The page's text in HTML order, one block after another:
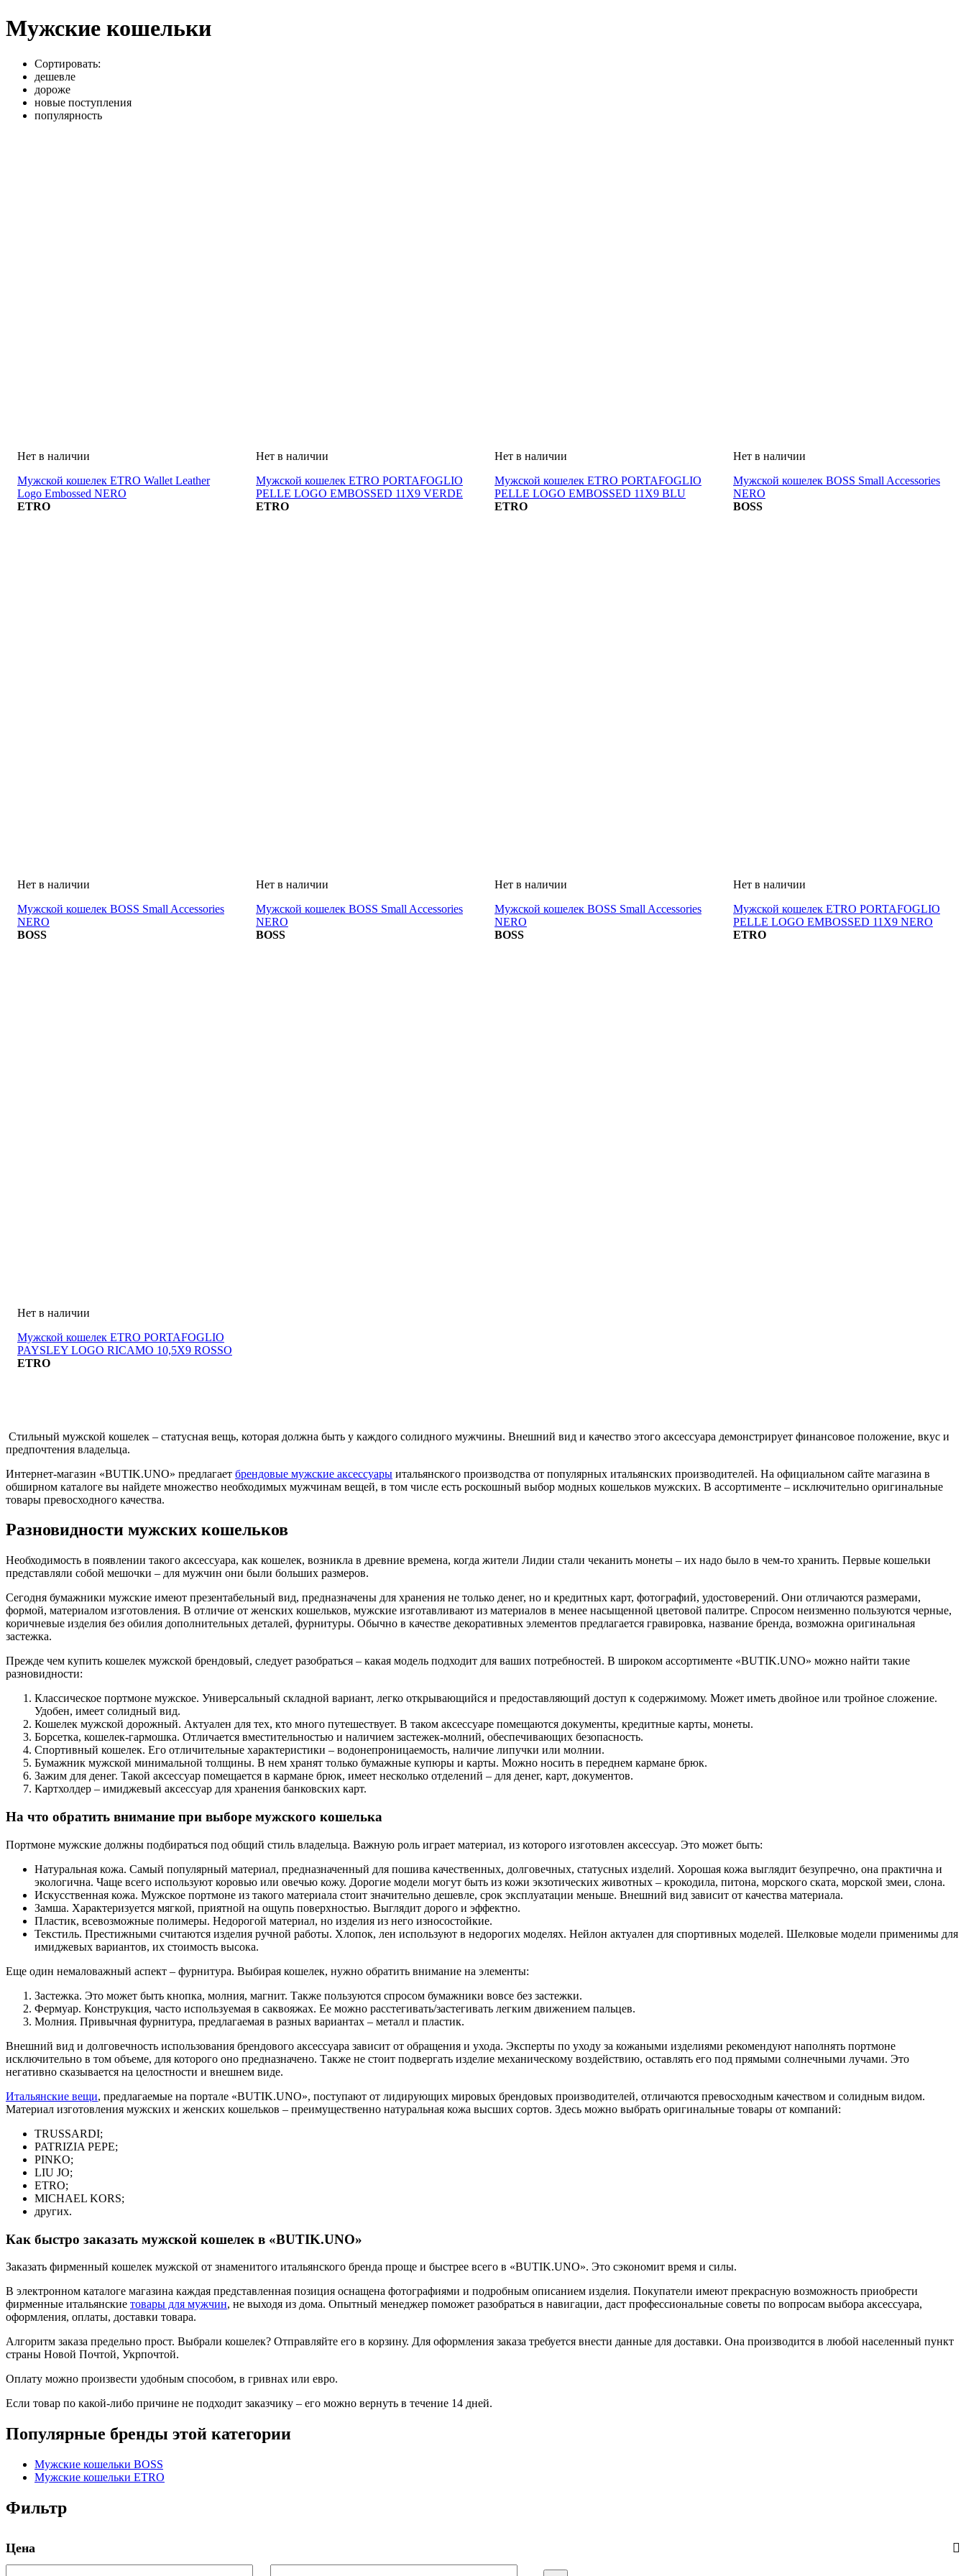
Мужские кошельки
Сортировать:
дешевле
дороже
новые поступления
популярность
Мужской кошелек ETRO Wallet Leather
Logo Embossed NERO
ETRO
Мужской кошелек ETRO PORTAFOGLIO
PELLE LOGO EMBOSSED 11X9 VERDE
ETRO
Мужской кошелек ETRO PORTAFOGLIO
PELLE LOGO EMBOSSED 11X9 BLU
ETRO
Мужской кошелек BOSS Small Accessories
NERO
BOSS
Мужской кошелек BOSS Small Accessories
NERO
BOSS
Мужской кошелек BOSS Small Accessories
NERO
BOSS
Мужской кошелек BOSS Small Accessories
NERO
BOSS
Мужской кошелек ETRO PORTAFOGLIO
PELLE LOGO EMBOSSED 11X9 NERO
ETRO
Мужской кошелек ETRO PORTAFOGLIO
PAYSLEY LOGO RICAMO 10,5X9 ROSSO
ETRO
Стильный мужской кошелек – статусная вещь, которая должна быть у каждого солидного мужчины. Внешний вид и качество этого аксессуара демонстрирует финансовое положение, вкус и
предпочтения владельца.
Интернет-магазин «BUTIK.UNO» предлагает брендовые мужские аксессуары итальянского производства от популярных итальянских производителей. На официальном сайте магазина в
обширном каталоге вы найдете множество необходимых мужчинам вещей, в том числе есть роскошный выбор модных кошельков мужских. В ассортименте – исключительно оригинальные
товары превосходного качества.
Разновидности мужских кошельков
Необходимость в появлении такого аксессуара, как кошелек, возникла в древние времена, когда жители Лидии стали чеканить монеты – их надо было в чем-то хранить. Первые кошельки
представляли собой мешочки – для мужчин они были больших размеров.
Сегодня бумажники мужские имеют презентабельный вид, предназначены для хранения не только денег, но и кредитных карт, фотографий, удостоверений. Они отличаются размерами,
формой, материалом изготовления. В отличие от женских кошельков, мужские изготавливают из материалов в менее насыщенной цветовой палитре. Спросом неизменно пользуются черные,
коричневые изделия без обилия дополнительных деталей, фурнитуры. Обычно в качестве декоративных элементов предлагается гравировка, название бренда, возможна оригинальная
застежка.
Прежде чем купить кошелек мужской брендовый, следует разобраться – какая модель подходит для ваших потребностей. В широком ассортименте «BUTIK.UNO» можно найти такие
разновидности:
Классическое портмоне мужское. Универсальный складной вариант, легко открывающийся и предоставляющий доступ к содержимому. Может иметь двойное или тройное сложение.
Удобен, имеет солидный вид.
Кошелек мужской дорожный. Актуален для тех, кто много путешествует. В таком аксессуаре помещаются документы, кредитные карты, монеты.
Борсетка, кошелек-гармошка. Отличается вместительностью и наличием застежек-молний, обеспечивающих безопасность.
Спортивный кошелек. Его отличительные характеристики – водонепроницаемость, наличие липучки или молнии.
Бумажник мужской минимальной толщины. В нем хранят только бумажные купюры и карты. Можно носить в переднем кармане брюк.
Зажим для денег. Такой аксессуар помещается в кармане брюк, имеет несколько отделений – для денег, карт, документов.
Картхолдер – имиджевый аксессуар для хранения банковских карт.
На что обратить внимание при выборе мужского кошелька
Портмоне мужские должны подбираться под общий стиль владельца. Важную роль играет материал, из которого изготовлен аксессуар. Это может быть:
Натуральная кожа. Самый популярный материал, предназначенный для пошива качественных, долговечных, статусных изделий. Хорошая кожа выглядит безупречно, она практична и
экологична. Чаще всего используют коровью или овечью кожу. Дорогие модели могут быть из кожи экзотических животных – крокодила, питона, морского ската, морской змеи, слона.
Искусственная кожа. Мужское портмоне из такого материала стоит значительно дешевле, срок эксплуатации меньше. Внешний вид зависит от качества материала.
Замша. Характеризуется мягкой, приятной на ощупь поверхностью. Выглядит дорого и эффектно.
Пластик, всевозможные полимеры. Недорогой материал, но изделия из него износостойкие.
Текстиль. Престижными считаются изделия ручной работы. Хлопок, лен используют в недорогих моделях. Нейлон актуален для спортивных моделей. Шелковые модели применимы для
имиджевых вариантов, их стоимость высока.
Еще один немаловажный аспект – фурнитура. Выбирая кошелек, нужно обратить внимание на элементы:
Застежка. Это может быть кнопка, молния, магнит. Также пользуются спросом бумажники вовсе без застежки.
Фермуар. Конструкция, часто используемая в саквояжах. Ее можно расстегивать/застегивать легким движением пальцев.
Молния. Привычная фурнитура, предлагаемая в разных вариантах – металл и пластик.
Внешний вид и долговечность использования брендового аксессуара зависит от обращения и ухода. Эксперты по уходу за кожаными изделиями рекомендуют наполнять портмоне
исключительно в том объеме, для которого оно предназначено. Также не стоит подвергать изделие механическому воздействию, оставлять его под прямыми солнечными лучами. Это
негативно сказывается на целостности и внешнем виде.
Итальянские вещи, предлагаемые на портале «BUTIK.UNO», поступают от лидирующих мировых брендовых производителей, отличаются превосходным качеством и солидным видом.
Материал изготовления мужских и женских кошельков – преимущественно натуральная кожа высших сортов. Здесь можно выбрать оригинальные товары от компаний:
TRUSSARDI;
PATRIZIA PEPE;
PINKO;
LIU JO;
ETRO;
MICHAEL KORS;
других.
Как быстро заказать мужской кошелек в «BUTIK.UNO»
Заказать фирменный кошелек мужской от знаменитого итальянского бренда проще и быстрее всего в «BUTIK.UNO». Это сэкономит время и силы.
В электронном каталоге магазина каждая представленная позиция оснащена фотографиями и подробным описанием изделия. Покупатели имеют прекрасную возможность приобрести
фирменные итальянские товары для мужчин, не выходя из дома. Опытный менеджер поможет разобраться в навигации, даст профессиональные советы по вопросам выбора аксессуара,
оформления, оплаты, доставки товара.
Алгоритм заказа предельно прост. Выбрали кошелек? Отправляйте его в корзину. Для оформления заказа требуется внести данные для доставки. Она производится в любой населенный пункт
страны Новой Почтой, Укрпочтой.
Оплату можно произвести удобным способом, в гривнах или евро.
Если товар по какой-либо причине не подходит заказчику – его можно вернуть в течение 14 дней.
Популярные бренды этой категории
Мужские кошельки BOSS
Мужские кошельки ETRO
Фильтр
Цена